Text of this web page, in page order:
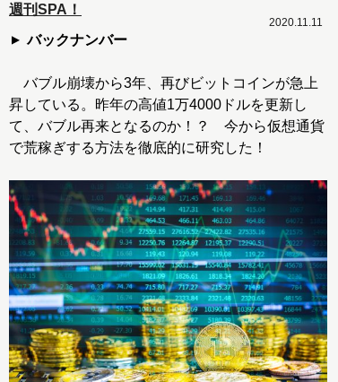
週刊SPA！
バックナンバー
2020.11.11
バブル崩壊から3年、再びビットコインが急上
昇している。昨年の高値1万4000ドルを更新し
て、バブル再来となるのか！？ 今から仮想通貨
で荒稼ぎする方法を徹底的に研究した！